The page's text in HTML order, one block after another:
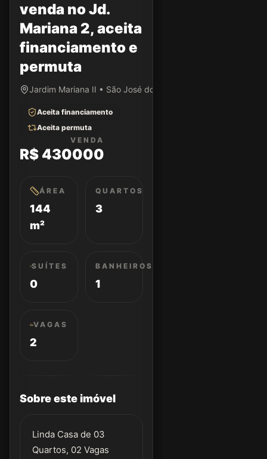
venda no Jd.
Mariana 2, aceita
financiamento e
permuta
Jardim Mariana II • São José dos Campos/SP
Aceita financiamento
Aceita permuta
VENDA
R$ 430000
ÁREA
144
m²
QUARTOS
3
SUÍTES
0
BANHEIROS
1
VAGAS
2
Sobre este imóvel
Linda Casa de 03
Quartos, 02 Vagas